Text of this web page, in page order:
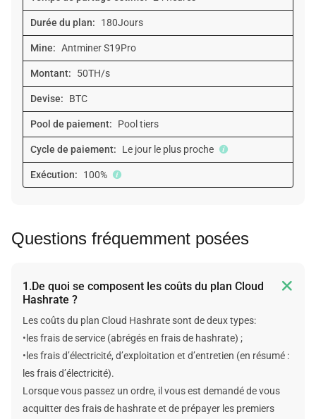
Durée du plan: 180Jours
Mine: Antminer S19Pro
Montant: 50TH/s
Devise: BTC
Pool de paiement: Pool tiers
Cycle de paiement: Le jour le plus proche
Exécution: 100%
Questions fréquemment posées
1.De quoi se composent les coûts du plan Cloud
Hashrate ?

Les coûts du plan Cloud Hashrate sont de deux types:
•les frais de service (abrégés en frais de hashrate) ;
•les frais d’électricité, d’exploitation et d’entretien (en résumé :
les frais d’électricité).
Lorsque vous passez un ordre, il vous est demandé de vous
acquitter des frais de hashrate et de prépayer les premiers